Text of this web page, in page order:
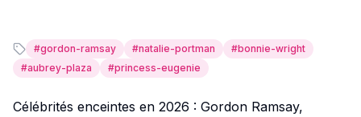
#gordon-ramsay #natalie-portman #bonnie-wright
#aubrey-plaza #princess-eugenie
Célébrités enceintes en 2026 : Gordon Ramsay,